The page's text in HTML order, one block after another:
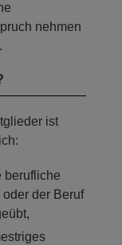
nehmen
ist
berufliche
der Beruf